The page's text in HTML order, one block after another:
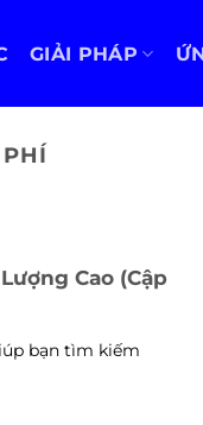
GIẢI PHÁP
Cao (Cập
bạn tìm kiếm